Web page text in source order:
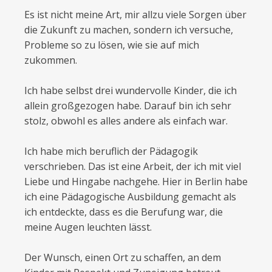
Es ist nicht meine Art, mir allzu viele Sorgen über
die Zukunft zu machen, sondern ich versuche,
Probleme so zu lösen, wie sie auf mich
zukommen.
​Ich habe selbst drei wundervolle Kinder, die ich
allein großgezogen habe. Darauf bin ich sehr
stolz, obwohl es alles andere als einfach war.
​Ich habe mich beruflich der Pädagogik
verschrieben. Das ist eine Arbeit, der ich mit viel
Liebe und Hingabe nachgehe. Hier in Berlin habe
ich eine Pädagogische Ausbildung gemacht als
ich entdeckte, dass es die Berufung war, die
meine Augen leuchten lässt.
Der Wunsch, einen Ort zu schaffen, an dem